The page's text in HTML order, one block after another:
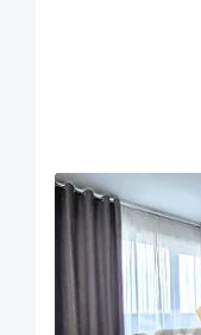
OFERTA NOUA
Apartament 2
Brasov
53